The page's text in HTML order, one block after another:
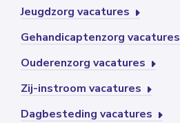
Jeugdzorg vacatures
Gehandicaptenzorg vacatures
Ouderenzorg vacatures
Zij-instroom vacatures
Dagbesteding vacatures